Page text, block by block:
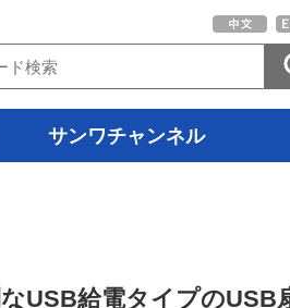
サンワチャンネル
USB給電タイプのUSB